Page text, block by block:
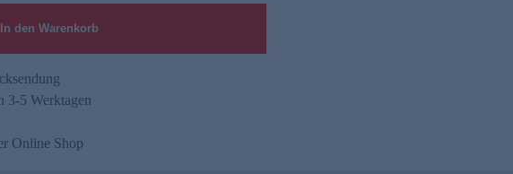
In den Warenkorb
3-5 Werktagen
Online Shop